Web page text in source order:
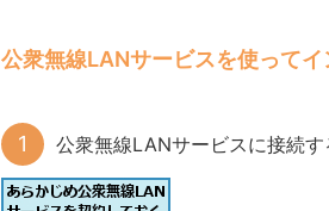
公衆無線LANサービスを使って
公衆無線LANサービスに接続